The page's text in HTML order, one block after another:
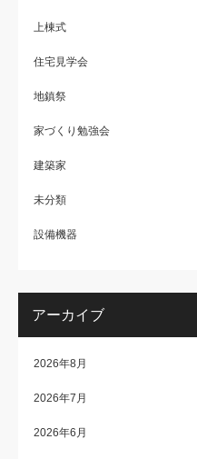
上棟式
住宅見学会
地鎮祭
家づくり勉強会
建築家
未分類
設備機器
アーカイブ
2026年8月
2026年7月
2026年6月